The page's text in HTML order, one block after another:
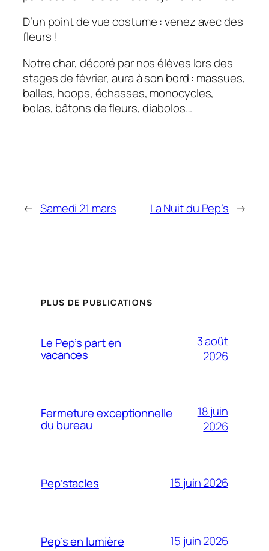
D’un point de vue costume : venez avec des
fleurs !
Notre char, décoré par nos élèves lors des
stages de février, aura à son bord : massues,
balles, hoops, échasses, monocycles,
bolas, bâtons de fleurs, diabolos…
← Samedi 21 mars La Nuit du Pep’s →
PLUS DE PUBLICATIONS
Le Pep’s part en
vacances
3 août
2026
Fermeture exceptionnelle
du bureau
18 juin
2026
Pep’stacles 15 juin 2026
Pep’s en lumière 15 juin 2026